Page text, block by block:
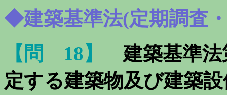
◆建築基準法(定期調査
【問 18】
建築基準
定する建築物及び建築